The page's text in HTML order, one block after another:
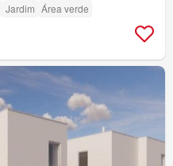
Jardim Área verde